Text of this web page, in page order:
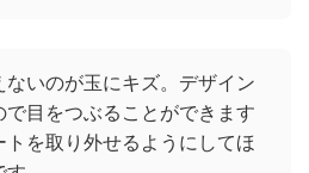
ないのが玉にキズ。デザイン
で目をつぶることができます
トを取り外せるようにしてほ